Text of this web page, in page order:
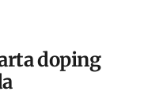
doping